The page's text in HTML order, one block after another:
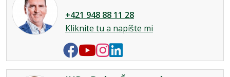
+421 948 88 11 28
Kliknite tu a napíšte mi